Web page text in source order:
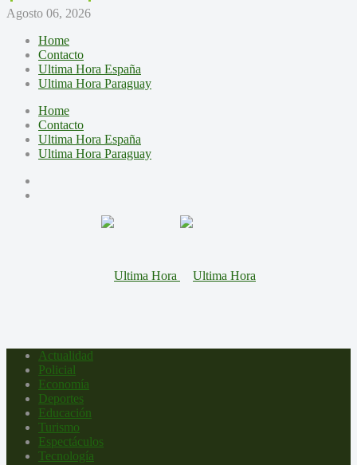
Agosto 06, 2026
Home
Contacto
Ultima Hora España
Ultima Hora Paraguay
Home
Contacto
Ultima Hora España
Ultima Hora Paraguay
Actualidad
Policial
Economía
Deportes
Educación
Turismo
Espectáculos
Tecnología